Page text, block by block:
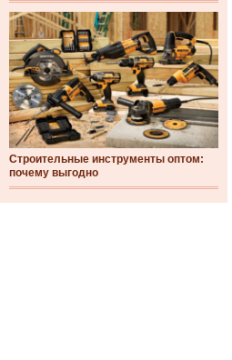
Строительные инструменты оптом:
почему выгодно